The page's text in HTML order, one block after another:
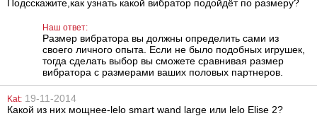
Вибратор Lelo
Hula Beads
11169 грн
Вагинальные
шарики Lelo
Luna Beads Noir
1848 грн
Подсскажите,как узнать какой вибратор подойдёт по размеру?
Наш ответ:
Размер вибратора вы должны определить сами из
своего личного опыта. Если не было подобных игрушек,
тогда сделать выбор вы сможете сравнивая размер
вибратора с размерами ваших половых партнеров.
Kat: 19-11-2014
Какой из них мощнее-lelo smart wand large или lelo Elise 2?